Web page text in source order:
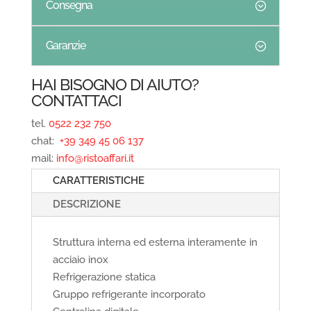
Consegna
Garanzie
HAI BISOGNO DI AIUTO?
CONTATTACI
tel. 0522 232 750
chat: +39 349 45 06 137
mail: info@ristoaffari.it
CARATTERISTICHE
DESCRIZIONE
Struttura interna ed esterna interamente in
acciaio inox
Refrigerazione statica
Gruppo refrigerante incorporato